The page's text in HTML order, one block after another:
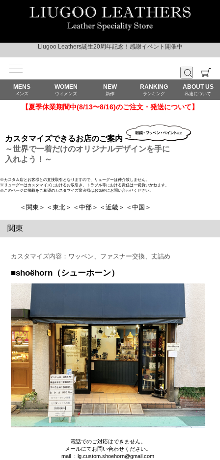
Liugoo Leathers誕生20周年記念！感謝イベント開催中
MENS
メンズ
WOMEN
ウィメンズ
NEW
新作
RANKING
ランキング
ABOUT US
私達について
【夏季休業期間中(8/13〜8/16)のご注文・発送について】
カスタマイズできるお店のご案内
～世界で一着だけのオリジナルデザインを手に
入れよう！～
※カスタム店とお客様との直接取引となりますので、リューグーは仲介致しません。
※リューグーはカスタマイズにおけるお取引き、トラブル等における責任は一切負いかねます。
※このページに掲載をご希望のカスタマイズ業者様はお気軽にお問い合わせください。
＜関東＞ ＜東北＞ ＜中部＞ ＜近畿＞ ＜中国＞
関東
カスタマイズ内容：ワッペン、ファスナー交換、丈詰め
■shoёhorn（シューホーン）
電話でのご対応はできません。
メールにてお問い合わせください。
mail ：lg.custom.shoehorn@gmail.com